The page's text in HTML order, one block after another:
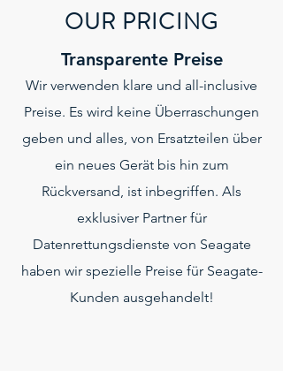
OUR PRICING
Transparente Preise
Wir verwenden klare und all-inclusive
Preise. Es wird keine Überraschungen
geben und alles, von Ersatzteilen über
ein neues Gerät bis hin zum
Rückversand, ist inbegriffen. Als
exklusiver Partner für
Datenrettungsdienste von Seagate
haben wir spezielle Preise für Seagate-
Kunden ausgehandelt!